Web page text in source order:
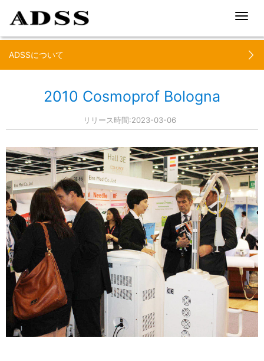
ADSSについて
2010 Cosmoprof Bologna
リリース時間:2023-03-06